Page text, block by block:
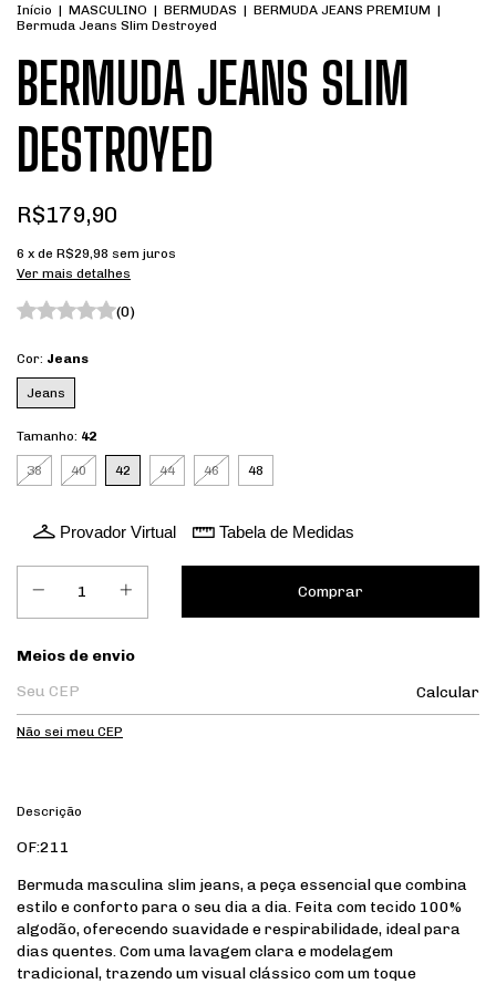
Início | MASCULINO | BERMUDAS | BERMUDA JEANS PREMIUM |
Bermuda Jeans Slim Destroyed
BERMUDA JEANS SLIM
DESTROYED
R$179,90
6 x de R$29,98 sem juros
Ver mais detalhes
(0)
Cor: Jeans
Jeans
Tamanho: 42
38 40 42 44 46 48
Provador Virtual Tabela de Medidas
Entregas para o CEP:
Meios de envio
Calcular
Não sei meu CEP
Descrição
OF:211
Bermuda masculina slim jeans, a peça essencial que combina
estilo e conforto para o seu dia a dia. Feita com tecido 100%
algodão, oferecendo suavidade e respirabilidade, ideal para
dias quentes. Com uma lavagem clara e modelagem
tradicional, trazendo um visual clássico com um toque